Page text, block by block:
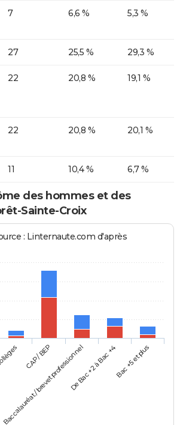
7 6,6 % 5,3 %
27 25,5 % 29,3 %
22 20,8 % 19,1 %
22 20,8 % 20,1 %
11 10,4 % 6,7 %
des hommes et des
Sainte-Croix
: Linternaute.com d'après
CAP / BEP
Baccalauréat / brevet professionnelDe Bac +2 à Bac +4Bac +5 et plus